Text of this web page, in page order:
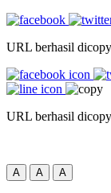
URL berhasil dicopy
URL berhasil dicopy
A A A